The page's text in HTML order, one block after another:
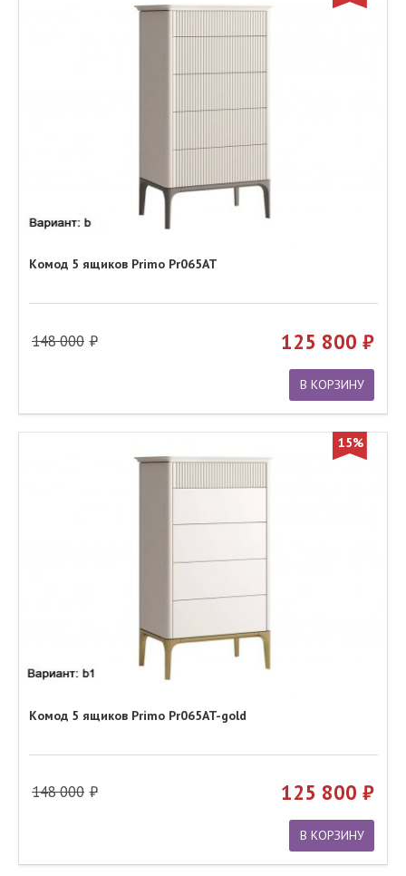
Комод 5 ящиков Primo Pr065AT
148 000 125 800
В КОРЗИНУ
15%
Комод 5 ящиков Primo Pr065AT-gold
148 000 125 800
В КОРЗИНУ